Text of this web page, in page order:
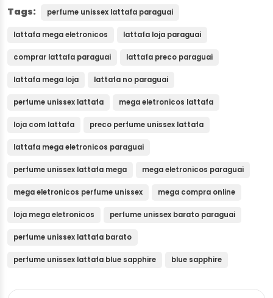
Tags: perfume unissex lattafa paraguai
lattafa mega eletronicos lattafa loja paraguai
comprar lattafa paraguai lattafa preco paraguai
lattafa mega loja lattafa no paraguai
perfume unissex lattafa mega eletronicos lattafa
loja com lattafa preco perfume unissex lattafa
lattafa mega eletronicos paraguai
perfume unissex lattafa mega mega eletronicos paraguai
mega eletronicos perfume unissex mega compra online
loja mega eletronicos perfume unissex barato paraguai
perfume unissex lattafa barato
perfume unissex lattafa blue sapphire blue sapphire